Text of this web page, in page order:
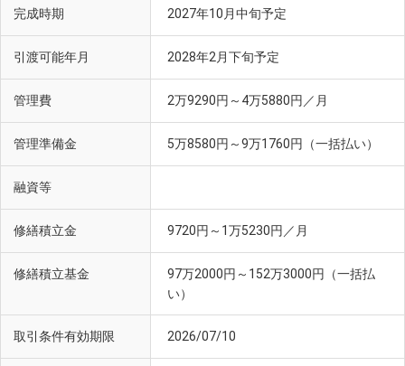
完成時期 2027年10月中旬予定
引渡可能年月 2028年2月下旬予定
管理費 2万9290円～4万5880円／月
管理準備金 5万8580円～9万1760円（一括払い）
融資等
修繕積立金 9720円～1万5230円／月
修繕積立基金
97万2000円～152万3000円（一括払
い）
取引条件有効期限 2026/07/10